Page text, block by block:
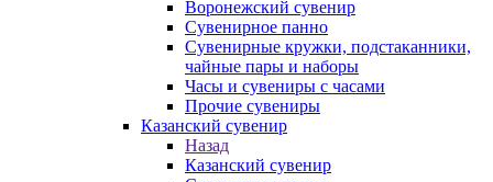
Воронежский сувенир
Сувенирное панно
Сувенирные кружки, подстаканники,
чайные пары и наборы
Часы и сувениры с часами
Прочие сувениры
Казанский сувенир
Назад
Казанский сувенир